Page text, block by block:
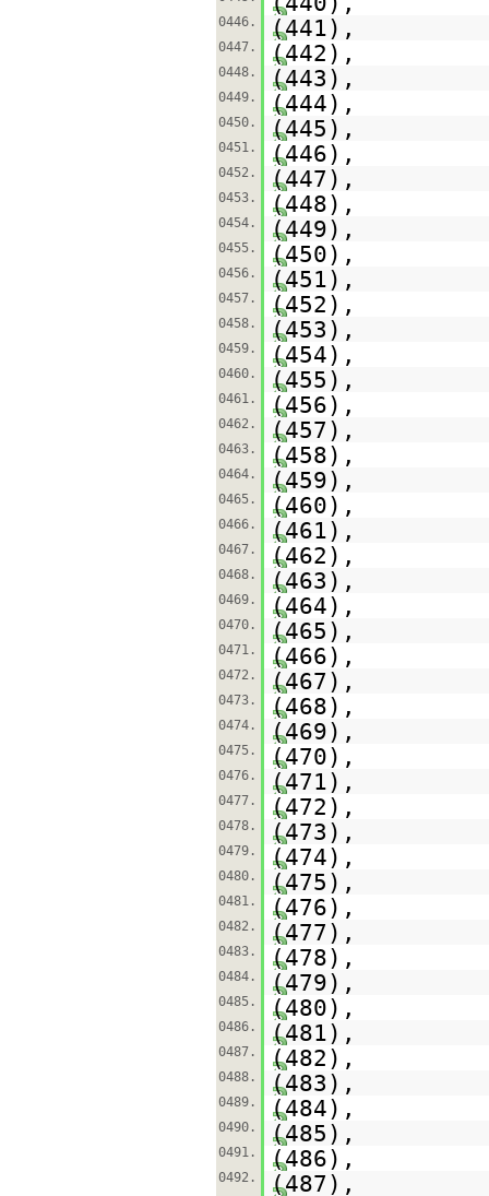
0446. (441),
0447. (442),
0448. (443),
0449. (444),
0450. (445),
0451. (446),
0452. (447),
0453. (448),
0454. (449),
0455. (450),
0456. (451),
0457. (452),
0458. (453),
0459. (454),
0460. (455),
0461. (456),
0462. (457),
0463. (458),
0464. (459),
0465. (460),
0466. (461),
0467. (462),
0468. (463),
0469. (464),
0470. (465),
0471. (466),
0472. (467),
0473. (468),
0474. (469),
0475. (470),
0476. (471),
0477. (472),
0478. (473),
0479. (474),
0480. (475),
0481. (476),
0482. (477),
0483. (478),
0484. (479),
0485. (480),
0486. (481),
0487. (482),
0488. (483),
0489. (484),
0490. (485),
0491. (486),
0492. (487),